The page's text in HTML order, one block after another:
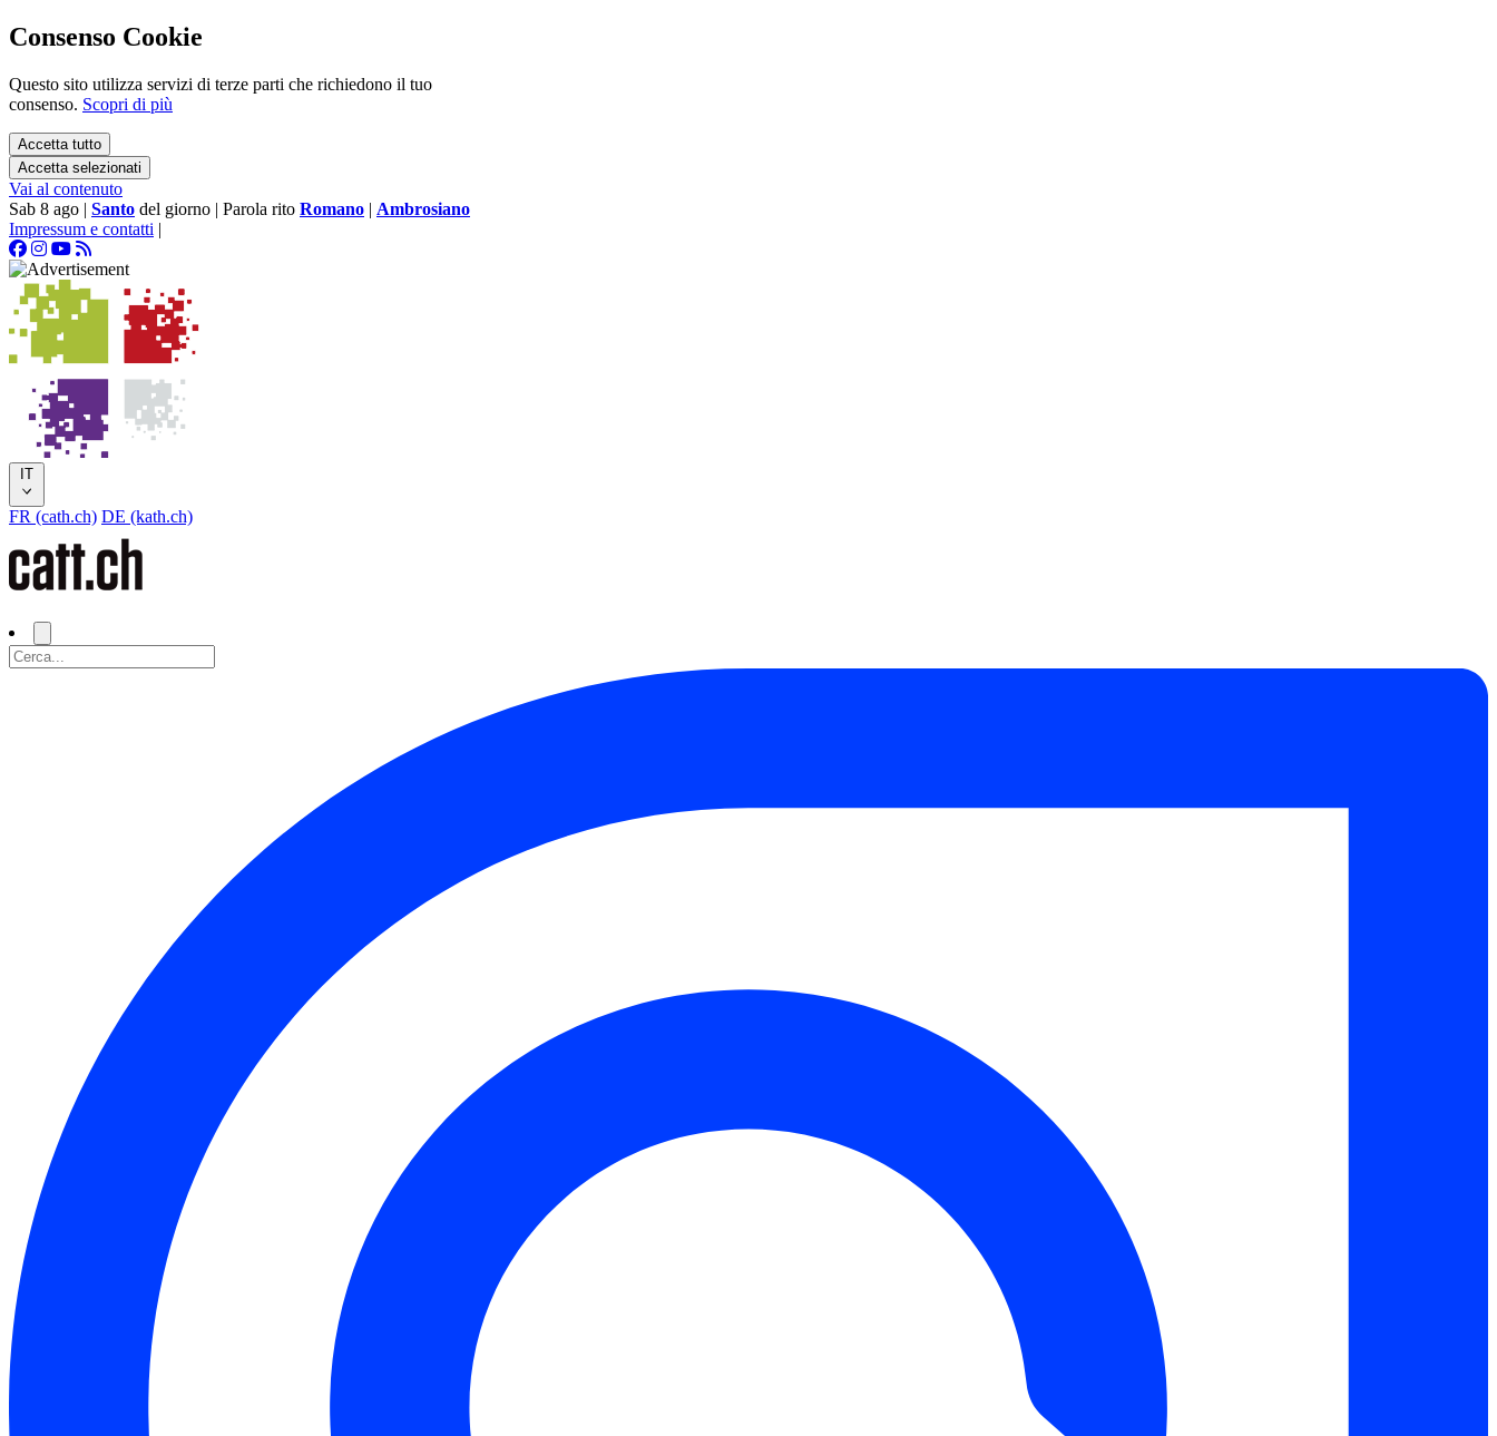
Consenso Cookie
Questo sito utilizza servizi di terze parti che richiedono il tuo
consenso. Scopri di più
Accetta tutto
Accetta selezionati
Vai al contenuto
Sab 8 ago | Santo del giorno | Parola rito Romano | Ambrosiano
Impressum e contatti |
IT
FR (cath.ch) DE (kath.ch)